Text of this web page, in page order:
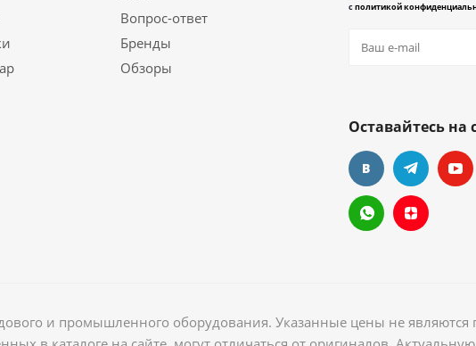
Вопрос-ответ
Бренды
Обзоры
сполитикой
Оставайтесь на
и промышленного оборудования. Указанные цены не